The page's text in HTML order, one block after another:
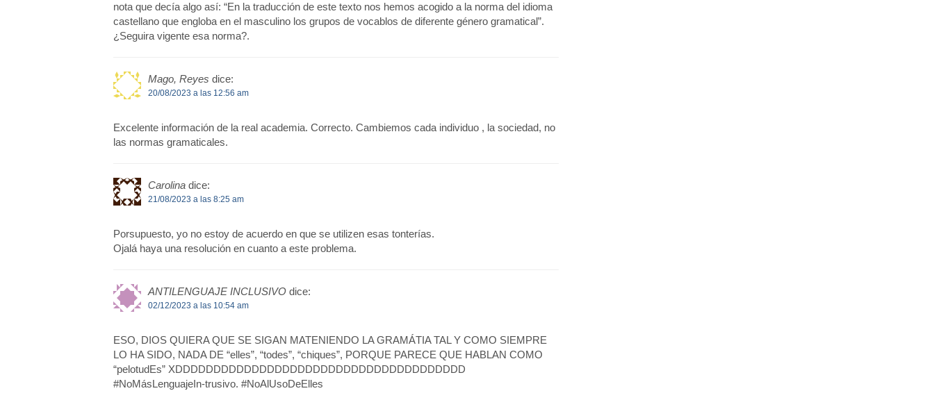
nota que decía algo así: “En la traducción de este texto nos hemos acogido a la norma del idioma
castellano que engloba en el masculino los grupos de vocablos de diferente género gramatical”.
¿Seguira vigente esa norma?.
Mago, Reyes dice:
20/08/2023 a las 12:56 am
Excelente información de la real academia. Correcto. Cambiemos cada individuo , la sociedad, no
las normas gramaticales.
Carolina dice:
21/08/2023 a las 8:25 am
Porsupuesto, yo no estoy de acuerdo en que se utilizen esas tonterías.
Ojalá haya una resolución en cuanto a este problema.
ANTILENGUAJE INCLUSIVO dice:
02/12/2023 a las 10:54 am
ESO, DIOS QUIERA QUE SE SIGAN MATENIENDO LA GRAMÁTIA TAL Y COMO SIEMPRE
LO HA SIDO, NADA DE “elles”, “todes”, “chiques”, PORQUE PARECE QUE HABLAN COMO
“pelotudEs” XDDDDDDDDDDDDDDDDDDDDDDDDDDDDDDDDDDDDDD
#NoMásLenguajeIn-trusivo. #NoAlUsoDeElles